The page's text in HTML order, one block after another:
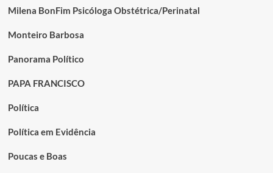
Milena BonFim Psicóloga Obstétrica/Perinatal
Monteiro Barbosa
Panorama Político
PAPA FRANCISCO
Política
Política em Evidência
Poucas e Boas